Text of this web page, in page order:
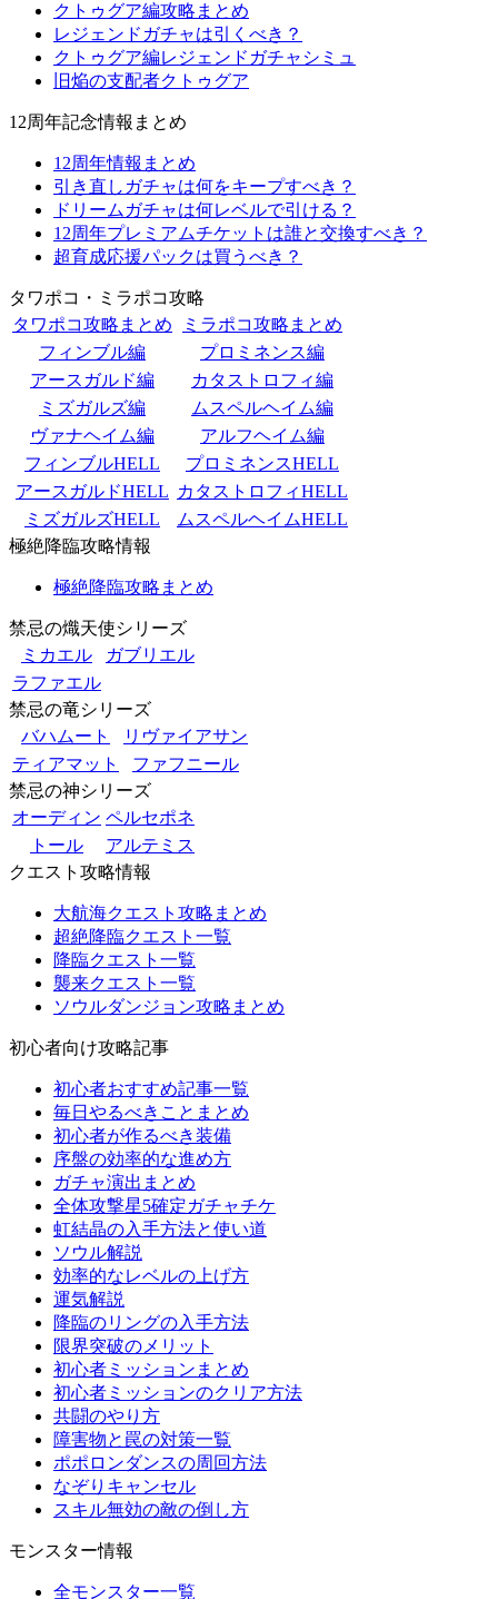
クトゥグア編攻略まとめ
レジェンドガチャは引くべき？
クトゥグア編レジェンドガチャシミュ
旧焔の支配者クトゥグア
12周年記念情報まとめ
12周年情報まとめ
引き直しガチャは何をキープすべき？
ドリームガチャは何レベルで引ける？
12周年プレミアムチケットは誰と交換すべき？
超育成応援パックは買うべき？
タワポコ・ミラポコ攻略
タワポコ攻略まとめ
ミラポコ攻略まとめ
フィンブル編
プロミネンス編
アースガルド編
カタストロフィ編
ミズガルズ編
ムスペルヘイム編
ヴァナヘイム編
アルフヘイム編
フィンブルHELL
プロミネンスHELL
アースガルドHELL カタストロフィHELL
ミズガルズHELL
ムスペルヘイムHELL
極絶降臨攻略情報
極絶降臨攻略まとめ
禁忌の熾天使シリーズ
ミカエル
ガブリエル
ラファエル
禁忌の竜シリーズ
バハムート
リヴァイアサン
ティアマット
ファフニール
禁忌の神シリーズ
オーディン ペルセポネ
トール
アルテミス
クエスト攻略情報
大航海クエスト攻略まとめ
超絶降臨クエスト一覧
降臨クエスト一覧
襲来クエスト一覧
ソウルダンジョン攻略まとめ
初心者向け攻略記事
初心者おすすめ記事一覧
毎日やるべきことまとめ
初心者が作るべき装備
序盤の効率的な進め方
ガチャ演出まとめ
全体攻撃星5確定ガチャチケ
虹結晶の入手方法と使い道
ソウル解説
効率的なレベルの上げ方
運気解説
降臨のリングの入手方法
限界突破のメリット
初心者ミッションまとめ
初心者ミッションのクリア方法
共闘のやり方
障害物と罠の対策一覧
ポポロンダンスの周回方法
なぞりキャンセル
スキル無効の敵の倒し方
モンスター情報
全モンスター一覧